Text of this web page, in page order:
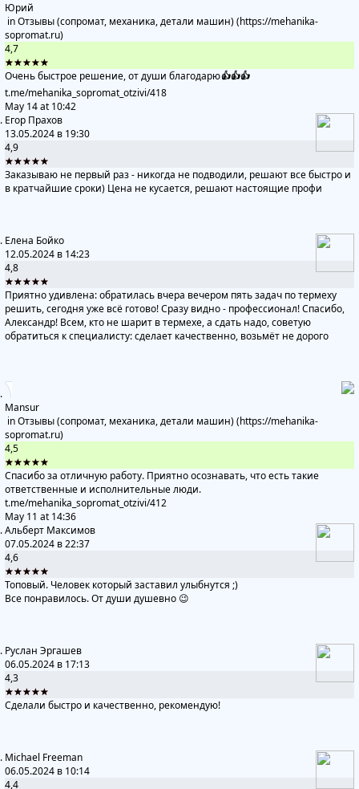
Юрий
inОтзывы (сопромат, механика, детали машин) (https://mehanika-
sopromat.ru)
4,7
★★★★★
Очень быстрое решение, от души благодарю👍👍👍
t.me/mehanika_sopromat_otzivi/418
May 14 at 10:42
Егор Прахов
13.05.2024 в 19:30
4,9
★★★★★
Заказываю не первый раз - никогда не подводили, решают все быстро и
в кратчайшие сроки) Цена не кусается, решают настоящие профи
Елена Бойко
12.05.2024 в 14:23
4,8
★★★★★
Приятно удивлена: обратилась вчера вечером пять задач по термеху
решить, сегодня уже всё готово! Сразу видно - профессионал! Спасибо,
Александр! Всем, кто не шарит в термехе, а сдать надо, советую
обратиться к специалисту: сделает качественно, возьмёт не дорого
Mansur
inОтзывы (сопромат, механика, детали машин) (https://mehanika-
sopromat.ru)
4,5
★★★★★
Спасибо за отличную работу. Приятно осознавать, что есть такие
ответственные и исполнительные люди.
t.me/mehanika_sopromat_otzivi/412
May 11 at 14:36
Альберт Максимов
07.05.2024 в 22:37
4,6
★★★★★
Топовый. Человек который заставил улыбнутся ;)
Все понравилось. От души душевно 😉
Руслан Эргашев
06.05.2024 в 17:13
4,3
★★★★★
Сделали быстро и качественно, рекомендую!
Michael Freeman
06.05.2024 в 10:14
4,4